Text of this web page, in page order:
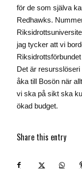
för de som själva
Redhawks.
jag tycker att vi
Det är
åka till Bosön när
vi ska på sikt ska
ökad budget.
Share this entry